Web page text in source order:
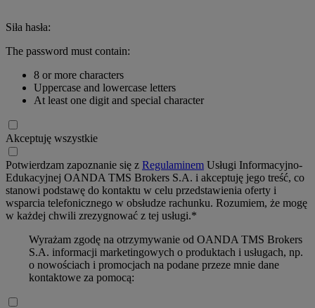
Siła hasła:
The password must contain:
8 or more characters
Uppercase and lowercase letters
At least one digit and special character
Akceptuję wszystkie
Potwierdzam zapoznanie się z Regulaminem Usługi Informacyjno-
Edukacyjnej OANDA TMS Brokers S.A. i akceptuję jego treść, co
stanowi podstawę do kontaktu w celu przedstawienia oferty i
wsparcia telefonicznego w obsłudze rachunku. Rozumiem, że mogę
w każdej chwili zrezygnować z tej usługi.*
Wyrażam zgodę na otrzymywanie od OANDA TMS Brokers
S.A. informacji marketingowych o produktach i usługach, np.
o nowościach i promocjach na podane przeze mnie dane
kontaktowe za pomocą: